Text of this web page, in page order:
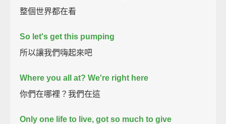
整個世界都在看
So let's get this pumping
所以讓我們嗨起來吧
Where you all at? We're right here
你們在哪裡？我們在這
Only one life to live, got so much to give